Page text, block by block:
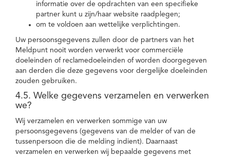
informatie over de opdrachten van een specifieke
partner kunt u zijn/haar website raadplegen;
om te voldoen aan wettelijke verplichtingen.
Uw persoonsgegevens zullen door de partners van het
Meldpunt nooit worden verwerkt voor commerciële
doeleinden of reclamedoeleinden of worden doorgegeven
aan derden die deze gegevens voor dergelijke doeleinden
zouden gebruiken.
4.5. Welke gegevens verzamelen en verwerken
we?
Wij verzamelen en verwerken sommige van uw
persoonsgegevens (gegevens van de melder of van de
tussenpersoon die de melding indient). Daarnaast
verzamelen en verwerken wij bepaalde gegevens met